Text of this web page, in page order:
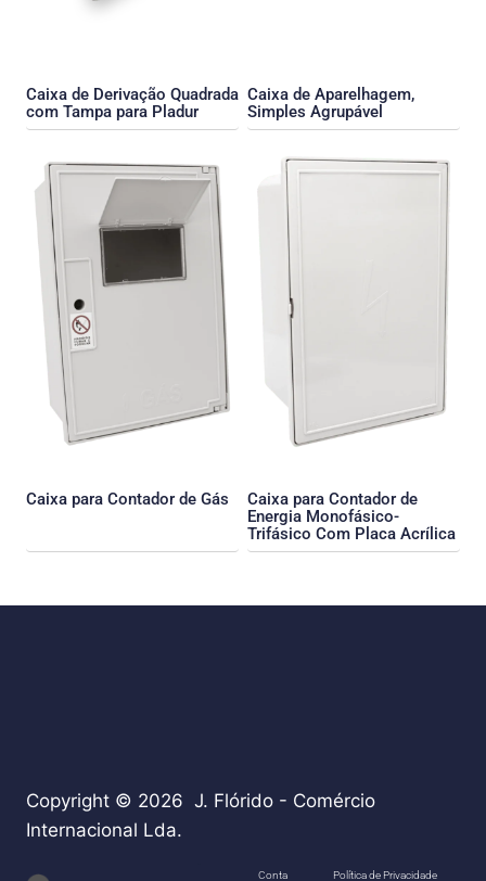
Caixa de Derivação Quadrada
com Tampa para Pladur
Caixa de Aparelhagem,
Simples Agrupável
Caixa para Contador de Gás
Caixa para Contador de
Energia Monofásico-
Trifásico Com Placa Acrílica
Copyright © 2026 J. Flórido - Comércio
Internacional Lda.
Conta Política de Privacidade